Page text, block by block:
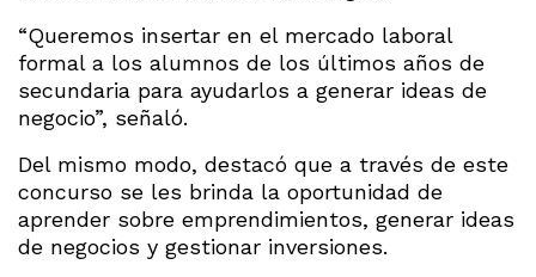
“Queremos insertar en el mercado laboral
formal a los alumnos de los últimos años de
secundaria para ayudarlos a generar ideas de
negocio”, señaló.
Del mismo modo, destacó que a través de este
concurso se les brinda la oportunidad de
aprender sobre emprendimientos, generar ideas
de negocios y gestionar inversiones.